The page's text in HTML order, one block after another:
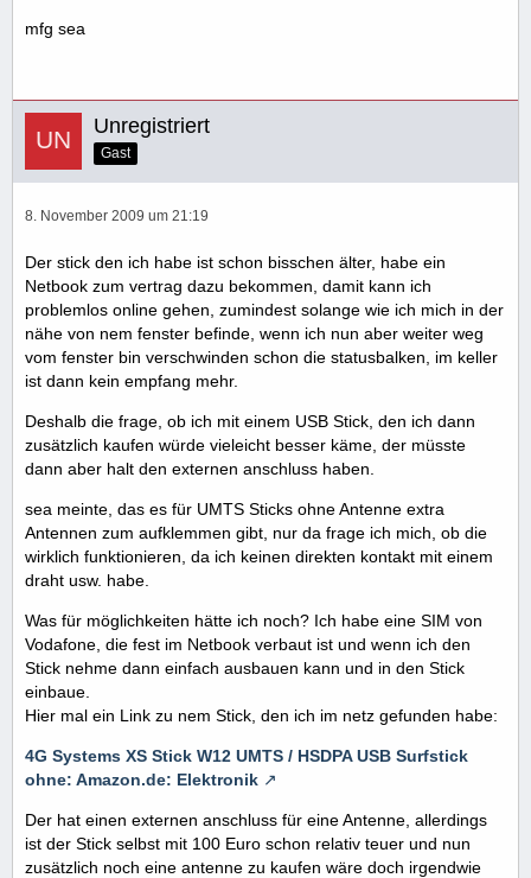
mfg sea
Unregistriert
Gast
8. November 2009 um 21:19
Der stick den ich habe ist schon bisschen älter, habe ein
Netbook zum vertrag dazu bekommen, damit kann ich
problemlos online gehen, zumindest solange wie ich mich in der
nähe von nem fenster befinde, wenn ich nun aber weiter weg
vom fenster bin verschwinden schon die statusbalken, im keller
ist dann kein empfang mehr.
Deshalb die frage, ob ich mit einem USB Stick, den ich dann
zusätzlich kaufen würde vieleicht besser käme, der müsste
dann aber halt den externen anschluss haben.
sea meinte, das es für UMTS Sticks ohne Antenne extra
Antennen zum aufklemmen gibt, nur da frage ich mich, ob die
wirklich funktionieren, da ich keinen direkten kontakt mit einem
draht usw. habe.
Was für möglichkeiten hätte ich noch? Ich habe eine SIM von
Vodafone, die fest im Netbook verbaut ist und wenn ich den
Stick nehme dann einfach ausbauen kann und in den Stick
einbaue.
Hier mal ein Link zu nem Stick, den ich im netz gefunden habe:
4G Systems XS Stick W12 UMTS / HSDPA USB Surfstick
ohne: Amazon.de: Elektronik
Der hat einen externen anschluss für eine Antenne, allerdings
ist der Stick selbst mit 100 Euro schon relativ teuer und nun
zusätzlich noch eine antenne zu kaufen wäre doch irgendwie